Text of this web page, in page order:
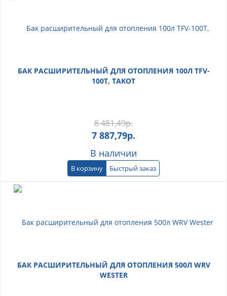
БАК РАСШИРИТЕЛЬНЫЙ ДЛЯ ОТОПЛЕНИЯ 100Л TFV-
100T, TAKOT
8 481,49р.
7 887,79р.
В наличии
В корзину Быстрый заказ
БАК РАСШИРИТЕЛЬНЫЙ ДЛЯ ОТОПЛЕНИЯ 500Л WRV
WESTER